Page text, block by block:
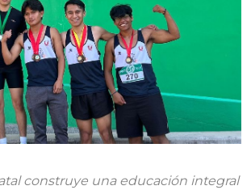
construye una educación integral